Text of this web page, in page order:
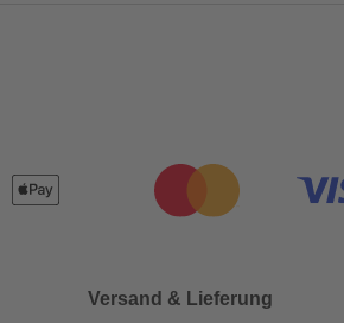
Versand & Lieferung